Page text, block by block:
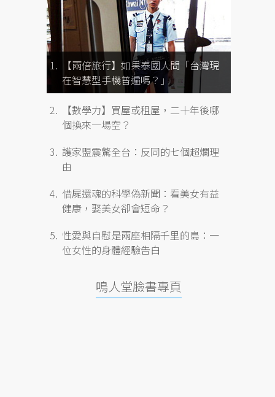
【兩倍旅行】如果泰國人問「台灣現
在智慧型手機普遍嗎？」
【數學力】買屋或租屋，二十年後哪
個換來一場空？
護家盟震驚全台：反同的七個超爛理
由
借屍還魂的科學偽新聞：看美女有益
健康，娶美女卻會短命？
性愛與自慰是兩座相隔千里的島：一
位女性的身體經驗告白
鳴人堂臉書專頁